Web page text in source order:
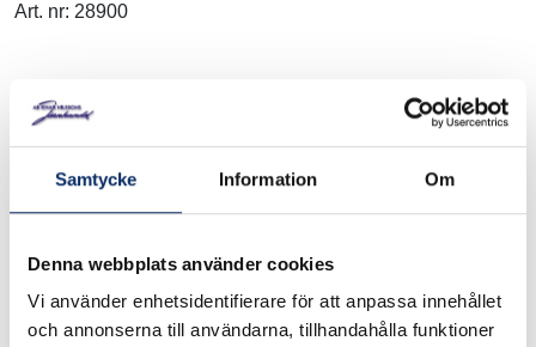
Samtycke Information Om
Denna webbplats använder cookies
Vi använder enhetsidentifierare för att anpassa innehållet
och annonserna till användarna, tillhandahålla funktioner
Art. nr: 28900
Kapar metall, trä, plaster, gips och många andra material.
Urspårningen av cirkelformen möjliggör noggranna arbeten
ända in i hörn. Diameter: ø 65 mm, 160 tänder.
I lager
Antal
195kr